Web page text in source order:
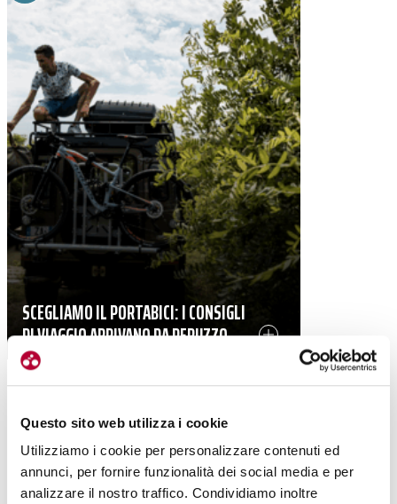
Questo sito web utilizza i cookie
Utilizziamo i cookie per personalizzare contenuti ed
annunci, per fornire funzionalità dei social media e per
analizzare il nostro traffico. Condividiamo inoltre
SCEGLIAMO IL PORTABICI: I CONSIGLI
DI VIAGGIO ARRIVANO DA PERUZZO